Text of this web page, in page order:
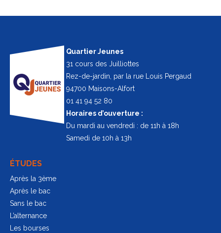
Quartier Jeunes
31 cours des Juilliottes
Rez-de-jardin, par la rue Louis Pergaud
94700 Maisons-Alfort
01 41 94 52 80
Horaires d’ouverture :
Du mardi au vendredi : de 11h à 18h
Samedi de 10h à 13h
ÉTUDES
Après la 3ème
Après le bac
Sans le bac
L’alternance
Les bourses